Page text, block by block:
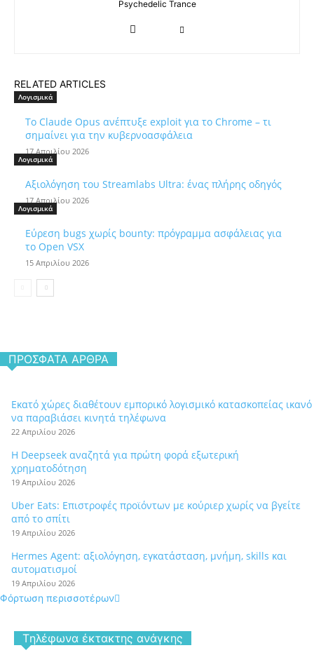
Psychedelic Trance
RELATED ARTICLES
Λογισμικά
Το Claude Opus ανέπτυξε exploit για το Chrome – τι
σημαίνει για την κυβερνοασφάλεια
17 Απριλίου 2026
Λογισμικά
Αξιολόγηση του Streamlabs Ultra: ένας πλήρης οδηγός
17 Απριλίου 2026
Λογισμικά
Εύρεση bugs χωρίς bounty: πρόγραμμα ασφάλειας για
το Open VSX
15 Απριλίου 2026
ΠΡΌΣΦΑΤΑ ΆΡΘΡΑ
Εκατό χώρες διαθέτουν εμπορικό λογισμικό κατασκοπείας ικανό
να παραβιάσει κινητά τηλέφωνα
22 Απριλίου 2026
Η Deepseek αναζητά για πρώτη φορά εξωτερική
χρηματοδότηση
19 Απριλίου 2026
Uber Eats: Επιστροφές προϊόντων με κούριερ χωρίς να βγείτε
από το σπίτι
19 Απριλίου 2026
Hermes Agent: αξιολόγηση, εγκατάσταση, μνήμη, skills και
αυτοματισμοί
19 Απριλίου 2026
Φόρτωση περισσοτέρων
Tηλέφωνα έκτακτης ανάγκης